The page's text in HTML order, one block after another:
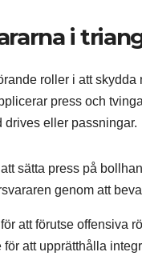
i
roller i att
press och
drives eller passningar.
sätta press på
genom att
att förutse offensiva
att upprätthålla